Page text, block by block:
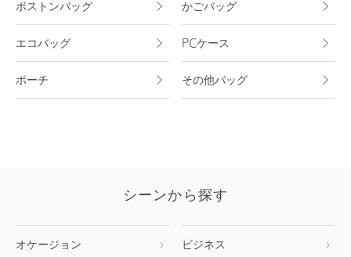
ボストンバッグ かごバッグ
エコバッグ PCケース
ポーチ その他バッグ
シーンから探す
オケージョン ビジネス